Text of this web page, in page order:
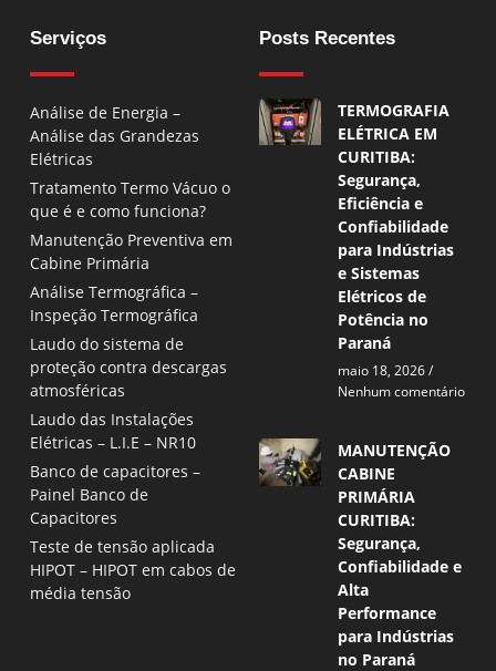
Serviços
Análise de Energia –
Análise das Grandezas
Elétricas
Tratamento Termo Vácuo o
que é e como funciona?
Manutenção Preventiva em
Cabine Primária
Análise Termográfica –
Inspeção Termográfica
Laudo do sistema de
proteção contra descargas
atmosféricas
Laudo das Instalações
Elétricas – L.I.E – NR10
Banco de capacitores –
Painel Banco de
Capacitores
Teste de tensão aplicada
HIPOT – HIPOT em cabos de
média tensão
Posts Recentes
TERMOGRAFIA
ELÉTRICA EM
CURITIBA:
Segurança,
Eficiência e
Confiabilidade
para Indústrias
e Sistemas
Elétricos de
Potência no
Paraná
maio 18, 2026
Nenhum comentário
MANUTENÇÃO
CABINE
PRIMÁRIA
CURITIBA:
Segurança,
Confiabilidade e
Alta
Performance
para Indústrias
no Paraná